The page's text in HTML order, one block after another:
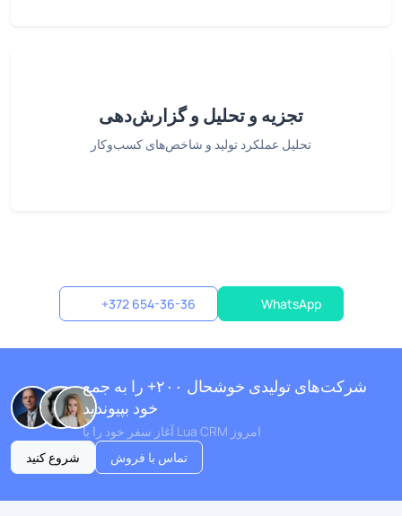
تجزیه و تحلیل و گزارش‌دهی
تحلیل عملکرد تولید و شاخص‌های کسب‌وکار
+372 654-36-36 WhatsApp
شرکت‌های تولیدی خوشحال ۲۰۰+ را به جمع
خود بپیوندید
آغاز سفر خود را با Lua CRM امروز
شروع کنید
تماس با فروش